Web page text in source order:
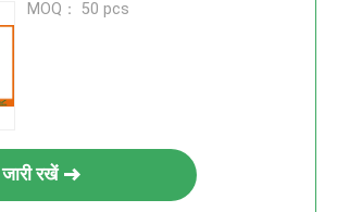
MOQ： 50 pcs
जारी रखें